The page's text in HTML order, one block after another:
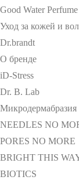
Good Water Perfume
Уход за кожей и
Dr.brandt
О бренде
iD-Stress
Dr. B. Lab
Микродермабразия
NEEDLES NO
PORES NO MORE
BRIGHT THIS
BIOTICS